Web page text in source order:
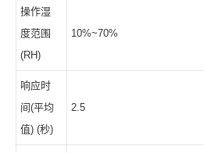
操作湿
度范围
(RH)
10%~70%
响应时
间(平均
值) (秒)
2.5